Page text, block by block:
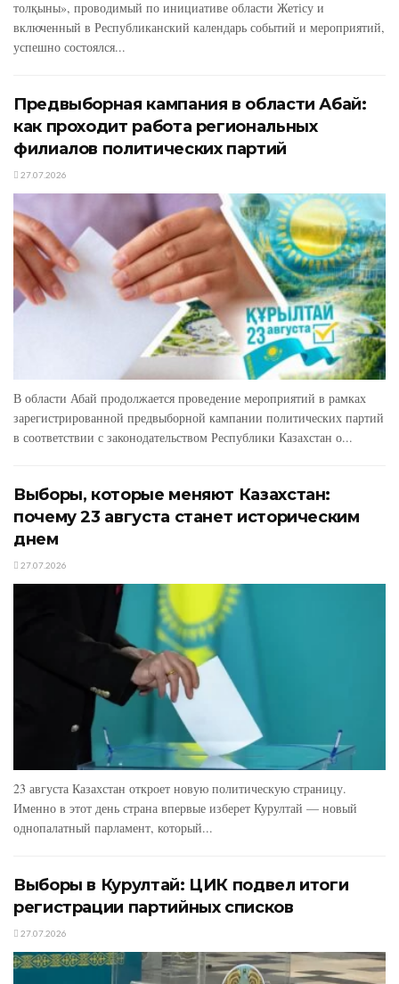
толқыны», проводимый по инициативе области Жетісу и
включенный в Республиканский календарь событий и мероприятий,
успешно состоялся...
Предвыборная кампания в области Абай:
как проходит работа региональных
филиалов политических партий
27.07.2026
В области Абай продолжается проведение мероприятий в рамках
зарегистрированной предвыборной кампании политических партий
в соответствии с законодательством Республики Казахстан о...
Выборы, которые меняют Казахстан:
почему 23 августа станет историческим
днем
27.07.2026
23 августа Казахстан откроет новую политическую страницу.
Именно в этот день страна впервые изберет Курултай — новый
однопалатный парламент, который...
Выборы в Курултай: ЦИК подвел итоги
регистрации партийных списков
27.07.2026